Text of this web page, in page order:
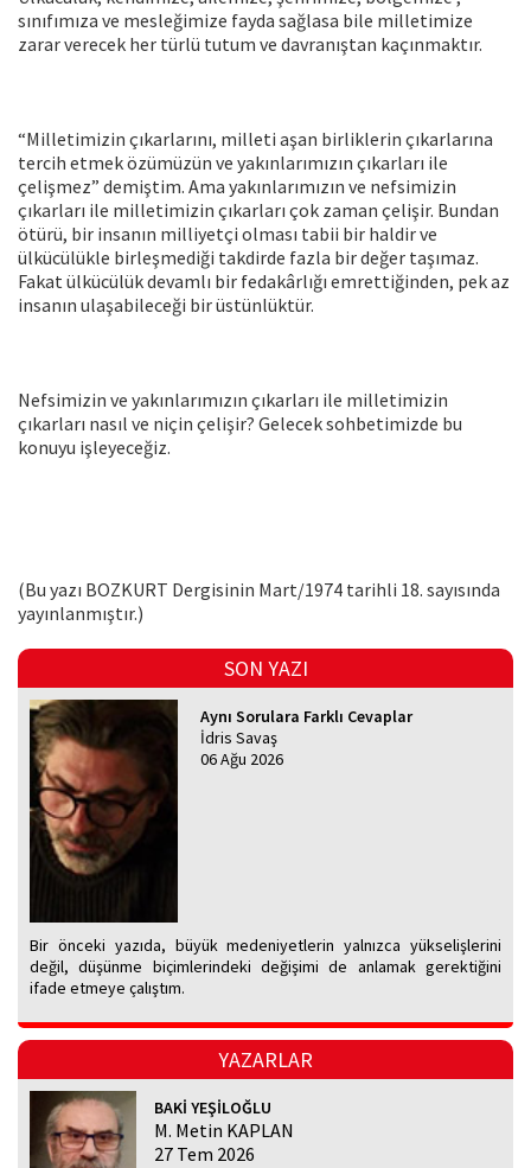
sınıfımıza ve mesleğimize fayda sağlasa bile milletimize
zarar verecek her türlü tutum ve davranıştan kaçınmaktır.
“Milletimizin çıkarlarını, milleti aşan birliklerin çıkarlarına
tercih etmek özümüzün ve yakınlarımızın çıkarları ile
çelişmez” demiştim. Ama yakınlarımızın ve nefsimizin
çıkarları ile milletimizin çıkarları çok zaman çelişir. Bundan
ötürü, bir insanın milliyetçi olması tabii bir haldir ve
ülkücülükle birleşmediği takdirde fazla bir değer taşımaz.
Fakat ülkücülük devamlı bir fedakârlığı emrettiğinden, pek az
insanın ulaşabileceği bir üstünlüktür.
Nefsimizin ve yakınlarımızın çıkarları ile milletimizin
çıkarları nasıl ve niçin çelişir? Gelecek sohbetimizde bu
konuyu işleyeceğiz.
(Bu yazı BOZKURT Dergisinin Mart/1974 tarihli 18. sayısında
yayınlanmıştır.)
SON YAZI
Aynı Sorulara Farklı Cevaplar
İdris Savaş
06 Ağu 2026
Bir önceki yazıda, büyük medeniyetlerin yalnızca yükselişlerini
değil, düşünme biçimlerindeki değişimi de anlamak gerektiğini
ifade etmeye çalıştım.
YAZARLAR
BAKİ YEŞİLOĞLU
M. Metin KAPLAN
27 Tem 2026